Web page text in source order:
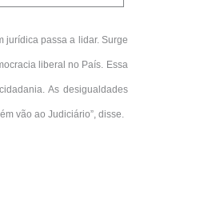
jurídica passa a lidar. Surge
liberal no País. Essa
As desigualdades
vão ao Judiciário”, disse.